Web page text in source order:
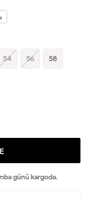
54 56 58
günü kargoda.